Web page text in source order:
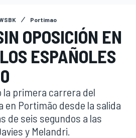
Portimao
OPOSICIÓN EN
ESPAÑOLES
la primera carrera del
en Portimão desde la salida
de seis segundos a las
y Melandri.